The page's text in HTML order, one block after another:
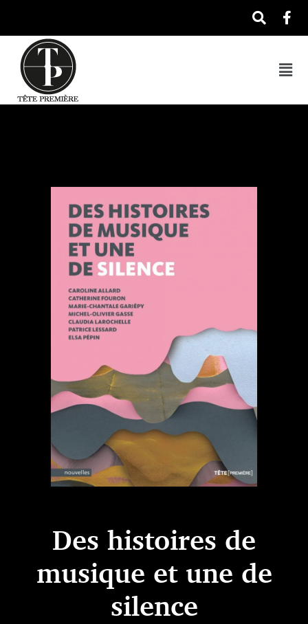
Des histoires de
musique et une de
silence